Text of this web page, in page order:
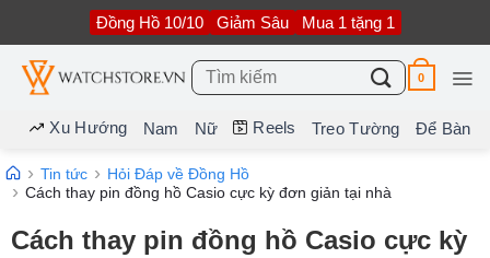
nội
dung
Đồng Hồ 10/10 Giảm Sâu Mua 1 tặng 1
Tìm
kiếm:
0
Xu Hướng Nam Nữ Reels Treo Tường Để Bàn
Tin tức
Hỏi Đáp về Đồng Hồ
Cách thay pin đồng hồ Casio cực kỳ đơn giản tại nhà
Cách thay pin đồng hồ Casio cực kỳ